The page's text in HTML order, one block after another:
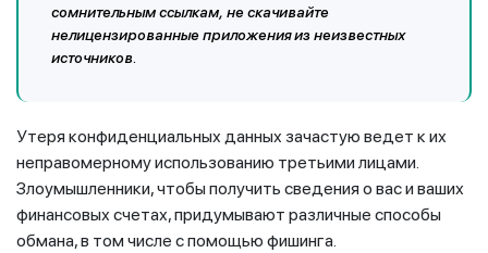
сомнительным ссылкам, не скачивайте
нелицензированные приложения из неизвестных
источников.
Утеря конфиденциальных данных зачастую ведет к их
неправомерному использованию третьими лицами.
Злоумышленники, чтобы получить сведения о вас и ваших
финансовых счетах, придумывают различные способы
обмана, в том числе с помощью фишинга.